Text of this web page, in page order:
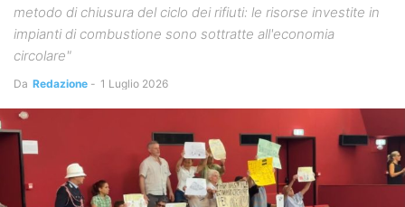
metodo di chiusura del ciclo dei rifiuti: le risorse investite in
impianti di combustione sono sottratte all'economia
circolare"
Da Redazione - 1 Luglio 2026